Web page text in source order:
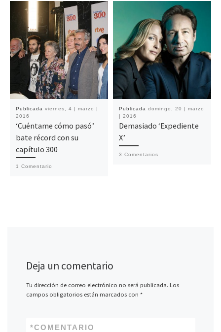
Publicada viernes, 4 | marzo |
2016
‘Cuéntame cómo pasó’
bate récord con su
capítulo 300
1 Comentario
Publicada domingo, 20 | marzo
| 2016
Demasiado ‘Expediente
X’
3 Comentarios
Deja un comentario
Tu dirección de correo electrónico no será publicada. Los
campos obligatorios están marcados con *
COMENTARIO
*